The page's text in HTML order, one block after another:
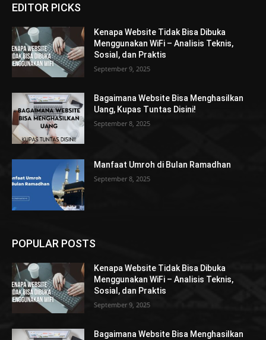
EDITOR PICKS
Kenapa Website Tidak Bisa Dibuka
Menggunakan WiFi – Analisis Teknis,
Sosial, dan Praktis
September 9, 2025
Bagaimana Website Bisa Menghasilkan
Uang, Kupas Tuntas Disini!
September 8, 2025
Manfaat Umroh di Bulan Ramadhan
September 8, 2025
POPULAR POSTS
Kenapa Website Tidak Bisa Dibuka
Menggunakan WiFi – Analisis Teknis,
Sosial, dan Praktis
September 9, 2025
Bagaimana Website Bisa Menghasilkan